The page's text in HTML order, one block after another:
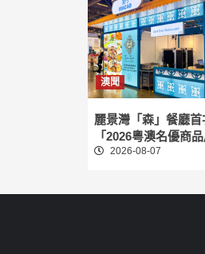
澳聞
麗景灣「森」餐廳首
「2026粵澳名優商品
2026-08-07